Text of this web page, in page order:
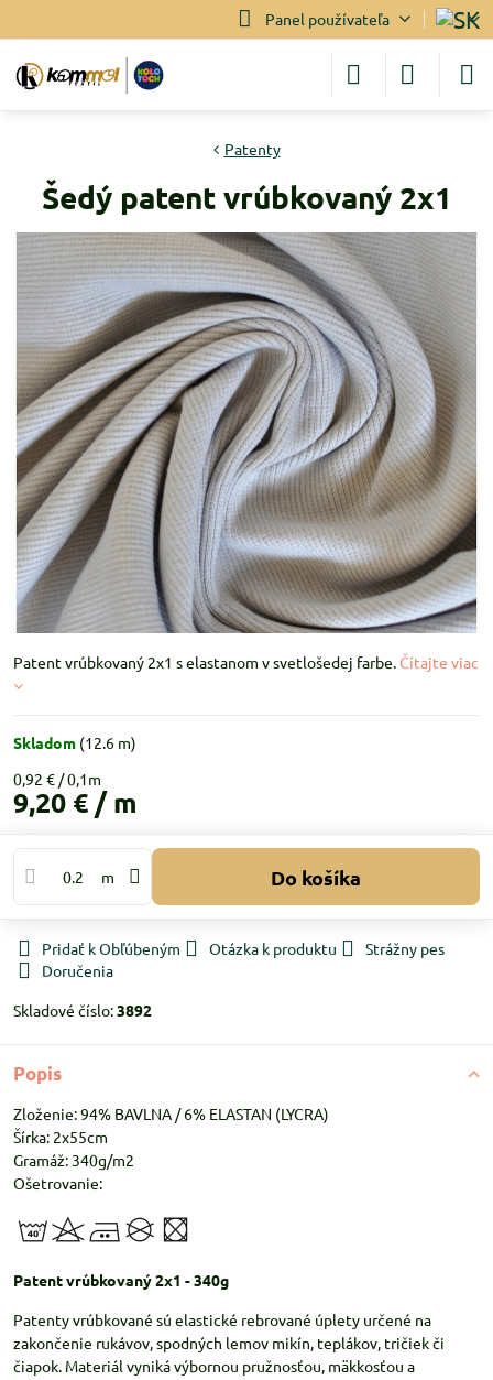
Panel používateľa
Patenty
Šedý patent vrúbkovaný 2x1
Patent vrúbkovaný 2x1 s elastanom v svetlošedej farbe. Čítajte viac
Skladom (12.6 m)
0,92 €
9,20 € / m
m Do košíka
Pridať k Obľúbeným Otázka k produktu
Strážny pes
Doručenia
Skladové číslo:3892
Popis
Zloženie: 94% BAVLNA / 6% ELASTAN (LYCRA)
Šírka: 2x55cm
Gramáž: 340g/m2
Ošetrovanie:
Patent vrúbkovaný 2x1 - 340g
Patenty vrúbkované sú elastické rebrované úplety určené na
zakončenie rukávov, spodných lemov mikín, teplákov, tričiek či
čiapok. Materiál vyniká výbornou pružnosťou, mäkkosťou a